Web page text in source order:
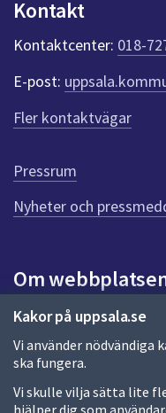
Kakor på uppsala.se
Vi använder
ska fungera.
Vi skulle vilja sätta lite
hjälper dig som
k
t
e
r
f
ö
r
e
n
n
a
d
a
Kontakt
Kontaktcenter: 018-
E-post:
Fler kontaktvägar
Pressrum
Nyheter och
Om
Om webbplatsen
Allmänna handlingar
Behandling av